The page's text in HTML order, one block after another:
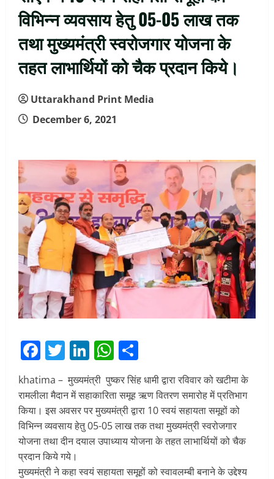
विभिन्न व्यवसाय हेतु 05-05 लाख तक
तथा मुख्यमंत्री स्वरोजगार योजना के
तहत लाभार्थियों को चैक प्रदान किये।
Uttarakhand Print Media
December 6, 2021
Facebook
Twitter
LinkedIn
WhatsApp
khatima – मुख्यमंत्री पुष्कर सिंह धामी द्वारा रविवार को खटीमा के
रामलीला मैदान में सहाकारिता समूह ऋण वितरण समारोह में प्रतिभाग
किया। इस अवसर पर मुख्यमंत्री द्वारा 10 स्वयं सहायता समूहों को
विभिन्न व्यवसाय हेतु 05-05 लाख तक तथा मुख्यमंत्री स्वरोजगार
योजना तथा दीन दयाल उपाध्याय योजना के तहत लाभार्थियों को चैक
प्रदान किये गये।
मुख्यमंत्री ने कहा स्वयं सहायता समूहों को स्वावलम्बी बनाने के उद्देश्य